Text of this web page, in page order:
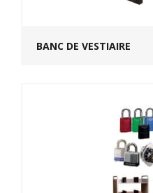
BANC DE VESTIAIRE